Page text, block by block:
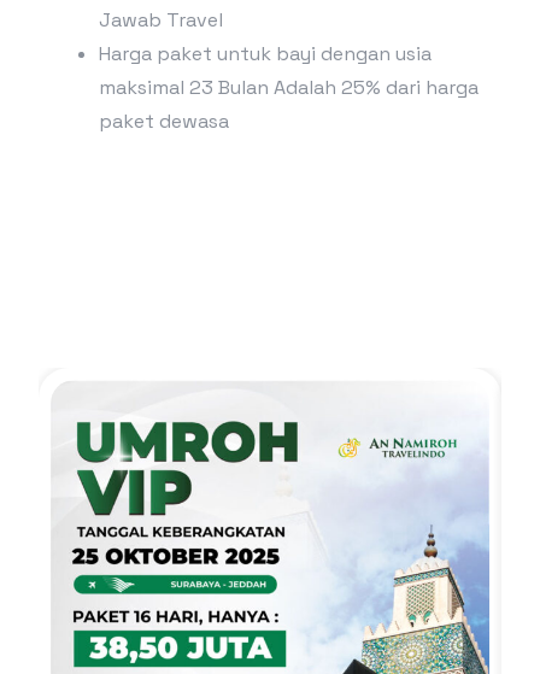
Jawab Travel
Harga paket untuk bayi dengan usia
maksimal 23 Bulan Adalah 25% dari harga
paket dewasa